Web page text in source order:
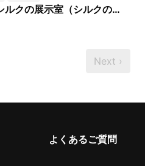
繭の形をしたシルクの展示室（シルクの町・西予市野村シルク博物館）上から下へパーン
Next ›
よくあるご質問